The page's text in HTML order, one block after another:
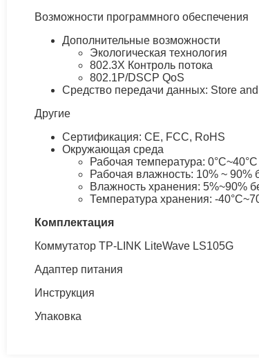
Возможности программного обеспечения
Дополнительные возможности
Экологическая технология
802.3X Контроль потока
802.1P/DSCP QoS
Средство передачи данных: Store
Другие
Сертификация: CE, FCC, RoHS
Окружающая среда
Рабочая температура:
Рабочая влажность: 10% ~ 90%
Влажность хранения: 5%~90%
Температура хранения: -
Комплектация
Коммутатор TP-LINK LiteWave LS105G
Адаптер питания
Инструкция
Упаковка